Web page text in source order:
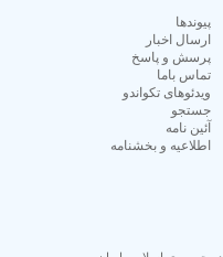
پيوندها
ارسال اخبار
پرسش و پاسخ
تماس باما
ویدئوهای تکواندو
جستجو
آئين نامه
اطلاعیه و بخشنامه